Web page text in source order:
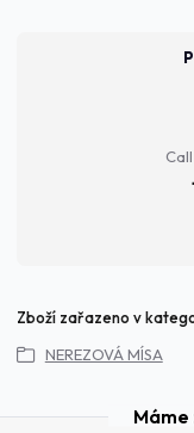
Zboží zařazeno v
NEREZOVÁ MÍSA
Máme